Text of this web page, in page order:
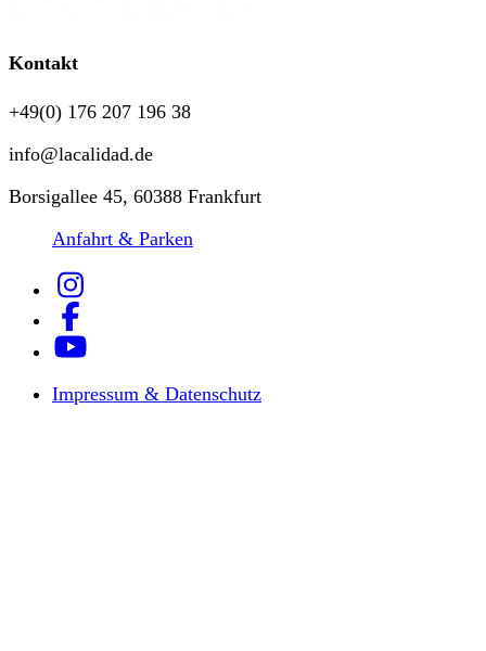
Kontakt
+49(0) 176 207 196 38
info@lacalidad.de
Borsigallee 45, 60388 Frankfurt
Anfahrt & Parken
Impressum & Datenschutz